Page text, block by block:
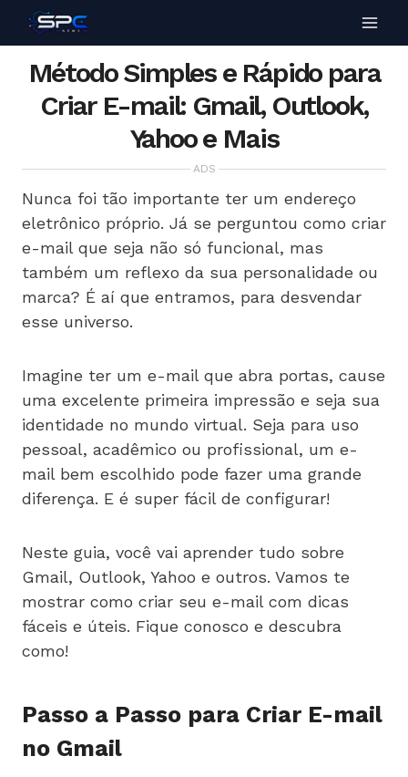
Método Simples e Rápido para
Criar E-mail: Gmail, Outlook,
Yahoo e Mais
ADS
Nunca foi tão importante ter um endereço
eletrônico próprio. Já se perguntou como criar
e-mail que seja não só funcional, mas
também um reflexo da sua personalidade ou
marca? É aí que entramos, para desvendar
esse universo.
Imagine ter um e-mail que abra portas, cause
uma excelente primeira impressão e seja sua
identidade no mundo virtual. Seja para uso
pessoal, acadêmico ou profissional, um e-
mail bem escolhido pode fazer uma grande
diferença. E é super fácil de configurar!
Neste guia, você vai aprender tudo sobre
Gmail, Outlook, Yahoo e outros. Vamos te
mostrar como criar seu e-mail com dicas
fáceis e úteis. Fique conosco e descubra
como!
Passo a Passo para Criar E-mail
no Gmail